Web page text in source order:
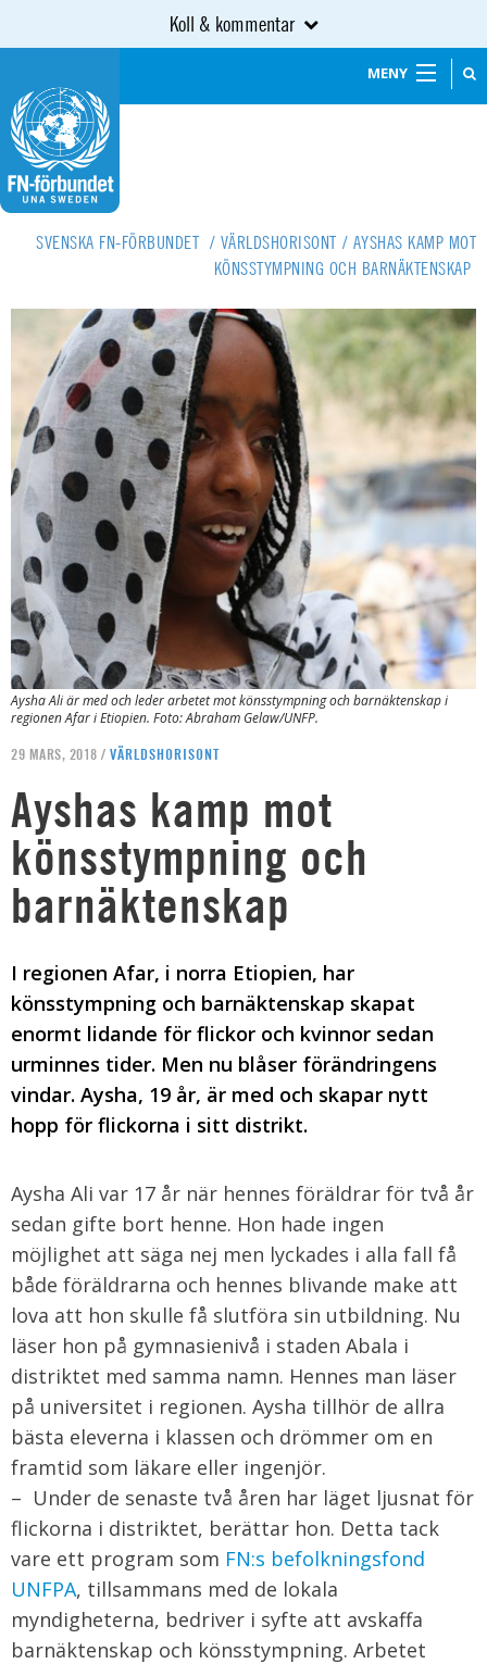
Koll & kommentar
MENY
SVENSKA FN-FÖRBUNDET / VÄRLDSHORISONT / AYSHAS KAMP MOT
KÖNSSTYMPNING OCH BARNÄKTENSKAP
Aysha Ali är med och leder arbetet mot könsstympning och barnäktenskap i
regionen Afar i Etiopien. Foto: Abraham Gelaw/UNFP.
29 MARS, 2018 / VÄRLDSHORISONT
Ayshas kamp mot
könsstympning och
barnäktenskap
I regionen Afar, i norra Etiopien, har
könsstympning och barnäktenskap skapat
enormt lidande för flickor och kvinnor sedan
urminnes tider. Men nu blåser förändringens
vindar. Aysha, 19 år, är med och skapar nytt
hopp för flickorna i sitt distrikt.
Aysha Ali var 17 år när hennes föräldrar för två år
sedan gifte bort henne. Hon hade ingen
möjlighet att säga nej men lyckades i alla fall få
både föräldrarna och hennes blivande make att
lova att hon skulle få slutföra sin utbildning. Nu
läser hon på gymnasienivå i staden Abala i
distriktet med samma namn. Hennes man läser
på universitet i regionen. Aysha tillhör de allra
bästa eleverna i klassen och drömmer om en
framtid som läkare eller ingenjör.
– Under de senaste två åren har läget ljusnat för
flickorna i distriktet, berättar hon. Detta tack
vare ett program som FN:s befolkningsfond
UNFPA, tillsammans med de lokala
myndigheterna, bedriver i syfte att avskaffa
barnäktenskap och könsstympning. Arbetet